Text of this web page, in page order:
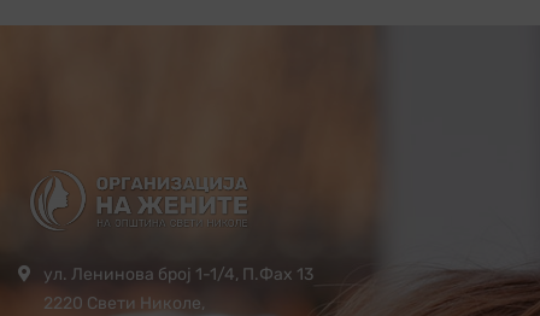
ул. Ленинова број 1-1/4, П.Фах 13
2220 Свети Николе,